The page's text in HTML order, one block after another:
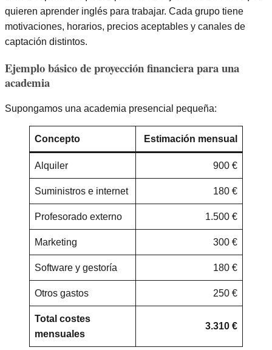
quieren aprender inglés para trabajar. Cada grupo tiene
motivaciones, horarios, precios aceptables y canales de
captación distintos.
Ejemplo básico de proyección financiera para una
academia
Supongamos una academia presencial pequeña:
Concepto Estimación mensual
Alquiler 900 €
Suministros e internet 180 €
Profesorado externo 1.500 €
Marketing 300 €
Software y gestoría 180 €
Otros gastos 250 €
Total costes
mensuales
3.310 €